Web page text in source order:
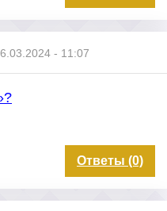
- 11:07
Ответы (0)